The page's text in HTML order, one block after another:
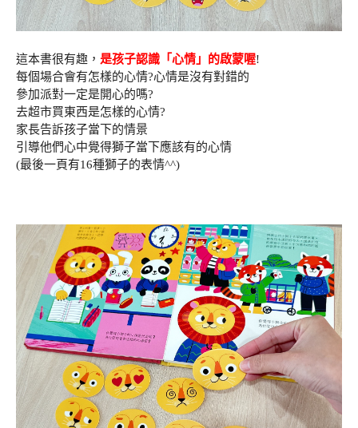
這本書很有趣， 是孩子認識「心情」的啟蒙喔!
每個場合會有怎樣的心情?心情是沒有對錯的
參加派對一定是開心的嗎?
去超市買東西是怎樣的心情?
家長告訴孩子當下的情景
引導他們心中覺得獅子當下應該有的心情
(最後一頁有16種獅子的表情^^)